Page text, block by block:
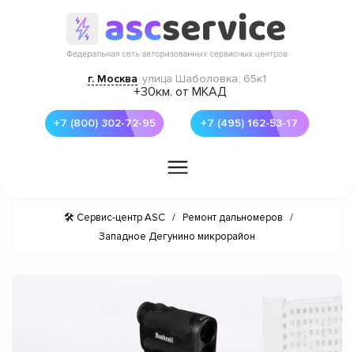
г. Москва улица Шаболовка, 65к1
+30км. от МКАД
+7 (800) 302-72-95 +7 (495) 162-53-17
🛠 Сервис-центр ASC / Ремонт дальномеров
/
Западное Дегунино микрорайон